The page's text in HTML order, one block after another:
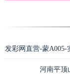
发彩网直营-蒙A005-
河南平顶